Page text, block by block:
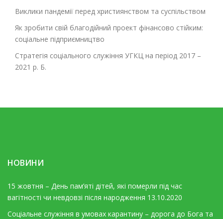
Виклики пандемії перед християнством та суспільством
Як зробити свій благодійний проект фінансово стійким:
соціальне підприємництво
Стратегія соціального служіння УГКЦ на період 2017 –
2021 р. Б.
НОВИНИ
15 жовтня – День пам’яті дітей, які померли під час
вагітності чи невдовзі після народження 13.10.2020
Соціальне служіння в умовах карантину – дорога до Бога та